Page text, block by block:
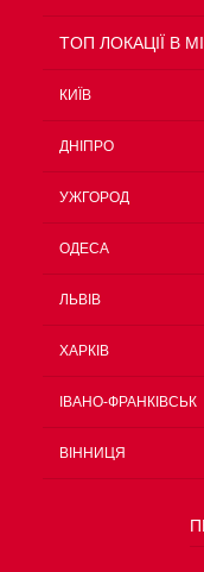
TOП ЛОКАЦІЇ В
КИЇВ
ДНІПРО
УЖГОРОД
ОДЕСА
ЛЬВІВ
ХАРКІВ
ІВАНО-ФРАНКІВСЬК
ВІННИЦЯ